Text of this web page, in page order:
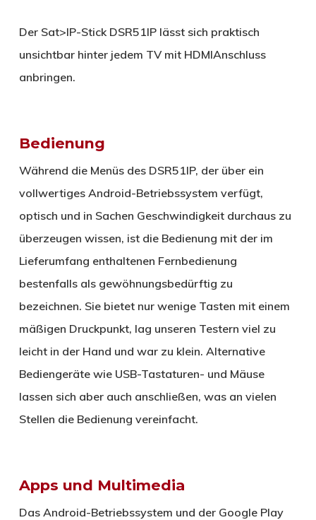
Der Sat>IP-Stick DSR51IP lässt sich praktisch
unsichtbar hinter jedem TV mit HDMIAnschluss
anbringen.
Bedienung
Während die Menüs des DSR51IP, der über ein
vollwertiges Android-Betriebssystem verfügt,
optisch und in Sachen Geschwindigkeit durchaus zu
überzeugen wissen, ist die Bedienung mit der im
Lieferumfang enthaltenen Fernbedienung
bestenfalls als gewöhnungsbedürftig zu
bezeichnen. Sie bietet nur wenige Tasten mit einem
mäßigen Druckpunkt, lag unseren Testern viel zu
leicht in der Hand und war zu klein. Alternative
Bediengeräte wie USB-Tastaturen- und Mäuse
lassen sich aber auch anschließen, was an vielen
Stellen die Bedienung vereinfacht.
Apps und Multimedia
Das Android-Betriebssystem und der Google Play